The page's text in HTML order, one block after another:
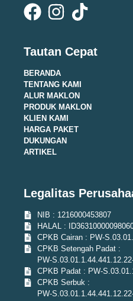
Tautan Cepat
BERANDA
TENTANG KAMI
ALUR MAKLON
PRODUK MAKLON
KLIEN KAMI
HARGA PAKET
DUKUNGAN
ARTIKEL
Legalitas
NIB : 1216000453807
HALAL :
CPKB Cairan : PW-
CPKB Setengah Padat :
PW-
CPKB Padat : PW-
CPKB Serbuk :
PW-